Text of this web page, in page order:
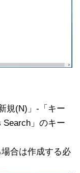
規(N)」-「キー
Search」のキー
合は作成する必